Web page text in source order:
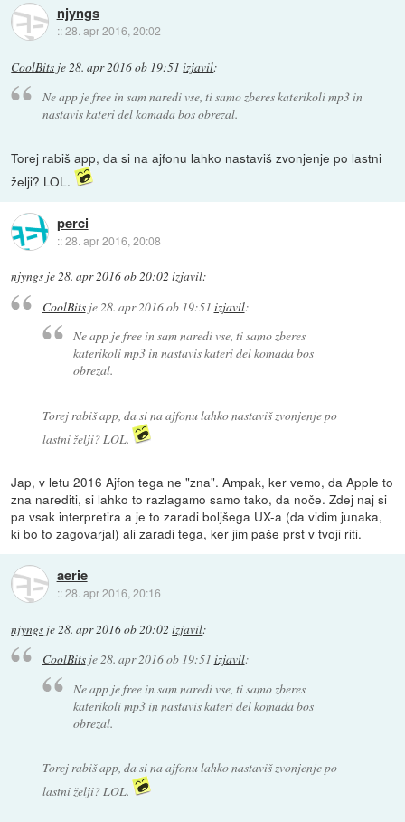
njyngs
::28. apr 2016, 20:02
CoolBits je28. apr 2016 ob 19:51 izjavil:
Ne app je free in sam naredi vse, ti samo zberes katerikoli mp3 in
nastavis kateri del komada bos obrezal.
Torej rabiš app, da si na ajfonu lahko nastaviš zvonjenje po lastni
želji? LOL.
perci
::28. apr 2016, 20:08
njyngs je28. apr 2016 ob 20:02 izjavil:
CoolBitsje 28. apr 2016 ob 19:51 izjavil:
Ne app je free in sam naredi vse, ti samo zberes
katerikoli mp3 in nastavis kateri del komada bos
obrezal.
Torej rabiš app, da si na ajfonu lahko nastaviš zvonjenje po
lastni želji? LOL.
Jap, v letu 2016 Ajfon tega ne "zna". Ampak, ker vemo, da Apple to
zna narediti, si lahko to razlagamo samo tako, da noče. Zdej naj si
pa vsak interpretira a je to zaradi boljšega UX-a (da vidim junaka,
ki bo to zagovarjal) ali zaradi tega, ker jim paše prst v tvoji riti.
aerie
::28. apr 2016, 20:16
njyngs je 28. apr 2016 ob 20:02 izjavil:
CoolBitsje28. apr 2016 ob 19:51 izjavil:
Ne app je free in sam naredi vse, ti samo zberes
katerikoli mp3 in nastavis kateri del komada bos
obrezal.
Torej rabiš app, da si na ajfonu lahko nastaviš zvonjenje po
lastni želji? LOL.